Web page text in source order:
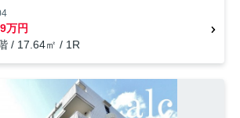
万円
/ 17.64㎡ / 1R